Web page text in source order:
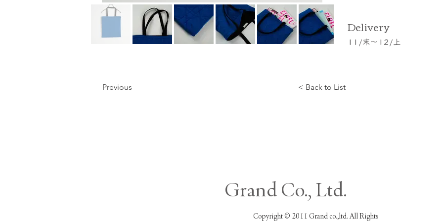
​Delivery
11/末～12/上
Previous < Back to List
Grand Co., Ltd.
Copyright © 2011 Grand co.,ltd. All Rights